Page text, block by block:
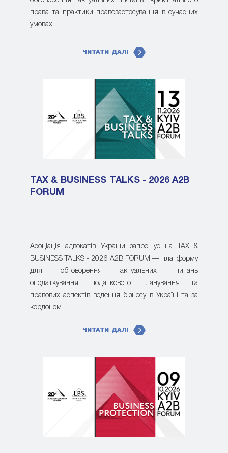
права та практики правозастосування в сучасних
умовах
ЧИТАТИ ДАЛІ
TAX & BUSINESS TALKS - 2026 A2B
FORUM
Асоціація адвокатів України запрошує на TAX &
BUSINESS TALKS - 2026 A2B FORUM — платформу
для обговорення актуальних питань
оподаткування, податкового планування та
правових аспектів ведення бізнесу в Україні та за
кордоном
ЧИТАТИ ДАЛІ